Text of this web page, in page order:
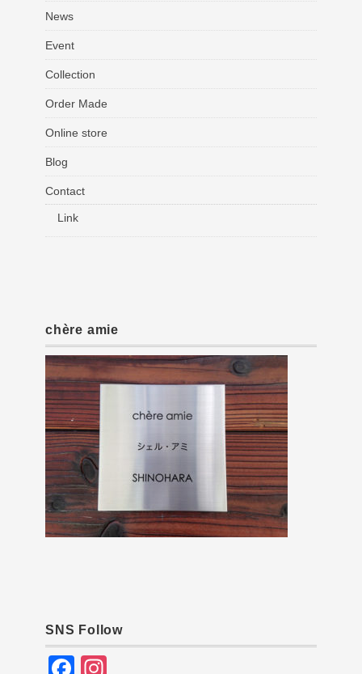
News
Event
Collection
Order Made
Online store
Blog
Contact
Link
chère amie
SNS Follow